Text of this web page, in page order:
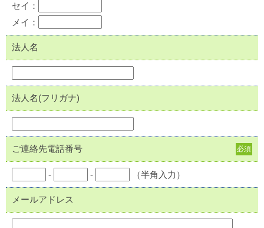
セイ：
メイ：
法人名
法人名(フリガナ)
ご連絡先電話番号 必須
- - （半角入力）
メールアドレス